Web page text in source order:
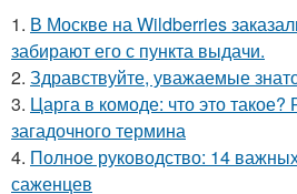
1. В Москве на Wildberries
забирают его с пункта выдачи.
2. Здравствуйте, уважаемые
3. Царга в комоде: что это
загадочного термина
4. Полное руководство: 14
саженцев